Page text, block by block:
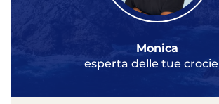
Monica
esperta delle tue